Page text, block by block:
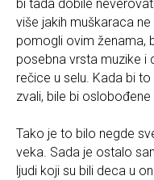
bi tada dobile
više jakih muškaraca
pomogli ovim ženama,
posebna vrsta muzike i
rečice u selu. Kada bi
zvali, bile bi
Tako je to bilo negde
veka. Sada je ostalo
ljudi koji su bili deca u